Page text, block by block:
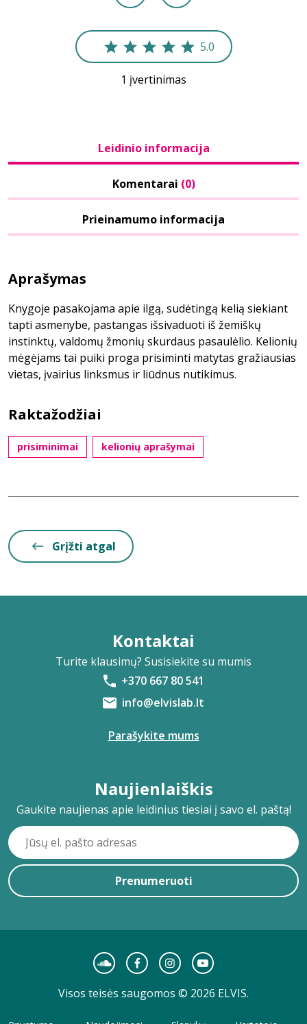
5.0
1 įvertinimas
Leidinio informacija
Komentarai (0)
Prieinamumo informacija
Aprašymas
Knygoje pasakojama apie ilgą, sudėtingą kelią siekiant
tapti asmenybe, pastangas išsivaduoti iš žemiškų
instinktų, valdomų žmonių skurdaus pasaulėlio. Kelionių
mėgėjams tai puiki proga prisiminti matytas gražiausias
vietas, įvairius linksmus ir liūdnus nutikimus.
Raktažodžiai
prisiminimai kelionių aprašymai
Grįžti atgal
Kontaktai
Turite klausimų? Susisiekite su mumis
+370 667 80 541
info@elvislab.lt
Parašykite mums
Naujienlaiškis
Gaukite naujienas apie leidinius tiesiai į savo el. paštą!
Prenumeruoti
Visos teisės saugomos © 2026 ELVIS.